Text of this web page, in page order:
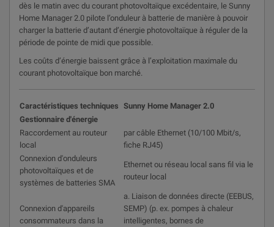
dès le matin avec du courant photovoltaïque excédentaire, le Sunny
Home Manager 2.0 pilote l’onduleur à batterie de manière à pouvoir
charger la batterie d’autant d’énergie photovoltaïque à réguler de la
période de pointe de midi que possible.
Les coûts d’énergie baissent grâce à l’exploitation maximale du
courant photovoltaïque bon marché.
Caractéristiques techniques Sunny Home Manager 2.0
Gestionnaire d'énergie
Raccordement au routeur
local
par câble Ethernet (10/100 Mbit/s,
fiche RJ45)
Connexion d'onduleurs
photovoltaïques et de
systèmes de batteries SMA
Ethernet ou réseau local sans fil via le
routeur local
Connexion d'appareils
consommateurs dans la
a. Liaison de données directe (EEBUS,
SEMP) (p. ex. pompes à chaleur
intelligentes, bornes de